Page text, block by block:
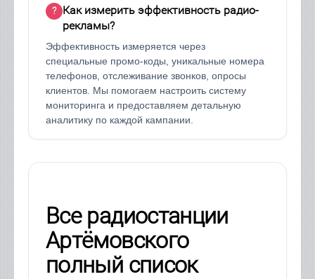
Как измерить эффективность радио-
рекламы?
Эффективность измеряется через
специальные промо-коды, уникальные номера
телефонов, отслеживание звонков, опросы
клиентов. Мы помогаем настроить систему
мониторинга и предоставляем детальную
аналитику по каждой кампании.
Все радиостанции
Артёмовского
полный список